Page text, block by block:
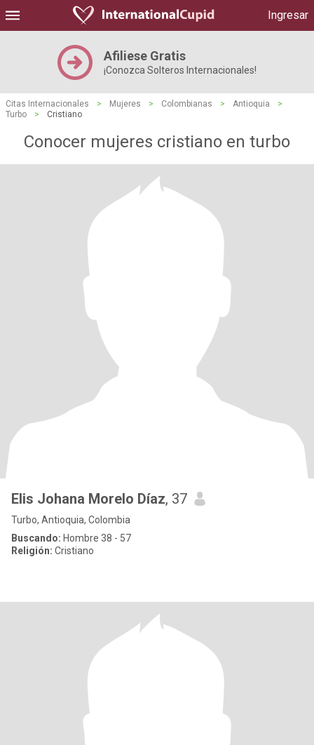
Ingresar
Afiliese Gratis
¡Conozca Solteros Internacionales!
Citas Internacionales > Mujeres > Colombianas > Antioquia
>
Turbo
> Cristiano
Conocer mujeres cristiano en turbo
Elis Johana Morelo Díaz, 37
Turbo, Antioquia, Colombia
Buscando: Hombre 38 - 57
Religión: Cristiano